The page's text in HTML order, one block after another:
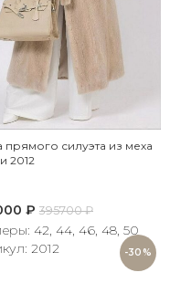
-30%
силуэта из меха
2012
₽ 395700₽
42, 44, 46, 48, 50
2012